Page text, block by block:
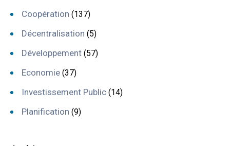
Coopération (137)
Décentralisation (5)
Développement (57)
Economie (37)
Investissement Public (14)
Planification (9)